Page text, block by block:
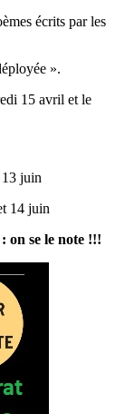
écrits par les
».
15 avril et le
13 juin
14 juin
on se le note !!!